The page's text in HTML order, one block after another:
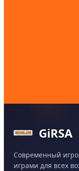
GiRSA
Современный
играми для всех